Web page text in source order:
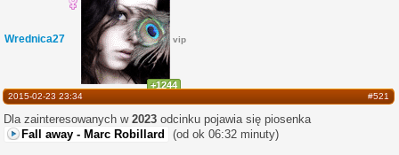
Wrednica27
+1244
vip
#521
2015-02-23 23:34
Dla zainteresowanych w 2023 odcinku pojawia się piosenka
Fall away - Marc Robillard
(od ok 06:32 minuty)